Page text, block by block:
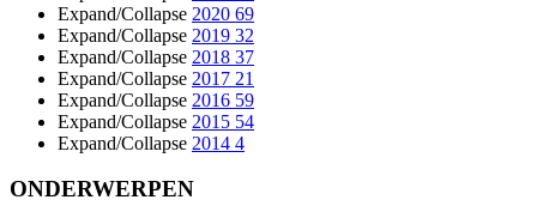
Expand/Collapse 2020 69
Expand/Collapse 2019 32
Expand/Collapse 2018 37
Expand/Collapse 2017 21
Expand/Collapse 2016 59
Expand/Collapse 2015 54
Expand/Collapse 2014 4
ONDERWERPEN